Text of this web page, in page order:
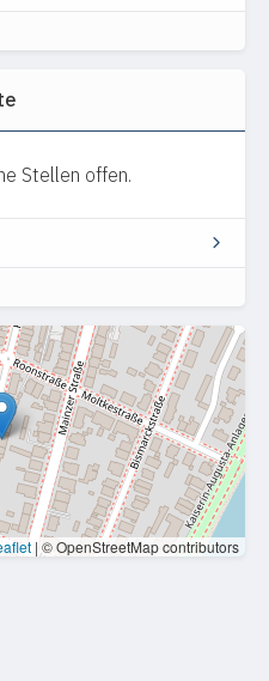
Stellen offen.
|© OpenStreetMap contributors